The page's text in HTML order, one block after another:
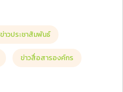
ข่าวประชาสัมพันธ์
ข่าวสื่อสารองค์กร